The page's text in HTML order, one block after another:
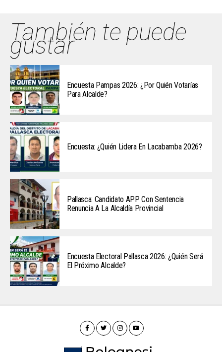
También te puede
gustar
Encuesta Pampas 2026: ¿Por Quién Votarías
Para Alcalde?
Encuesta: ¿Quién Lidera En Lacabamba 2026?
Pallasca: Candidato APP Con Sentencia
Renuncia A La Alcaldía Provincial
Encuesta Electoral Pallasca 2026: ¿Quién Será
El Próximo Alcalde?